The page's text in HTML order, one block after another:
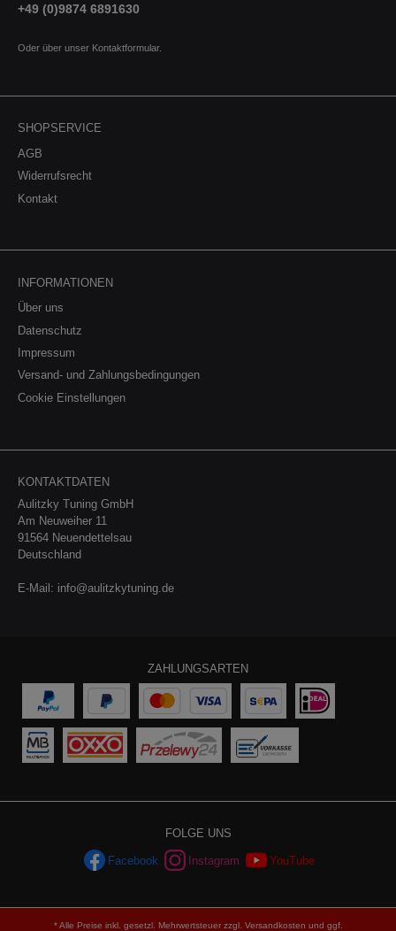
+49 (0)9874 6891630
Oder über unser Kontaktformular.
SHOPSERVICE
AGB
Widerrufsrecht
Kontakt
INFORMATIONEN
Über uns
Datenschutz
Impressum
Versand- und Zahlungsbedingungen
Cookie Einstellungen
KONTAKTDATEN
Aulitzky Tuning GmbH
Am Neuweiher 11
91564 Neuendettelsau
Deutschland
E-Mail: info@aulitzkytuning.de
ZAHLUNGSARTEN
FOLGE UNS
Facebook Instagram YouTube
* Alle Preise inkl. gesetzl. Mehrwertsteuer zzgl. Versandkosten und ggf.